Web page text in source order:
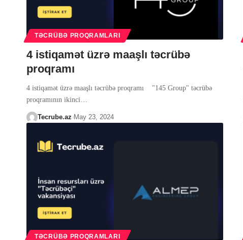
TƏCRÜBƏ PROQRAMLARI
4 istiqamət üzrə maaşlı təcrübə
proqramı
4 istiqamət üzrə maaşlı təcrübə proqramı "145 Group" təcrübə
proqramının ikinci
Tecrube.az May 23, 2024
TƏCRÜBƏ PROQRAMLARI